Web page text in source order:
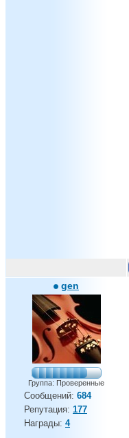
gen
Группа: Проверенные
Сообщений: 684
Репутация: 177
Награды: 4